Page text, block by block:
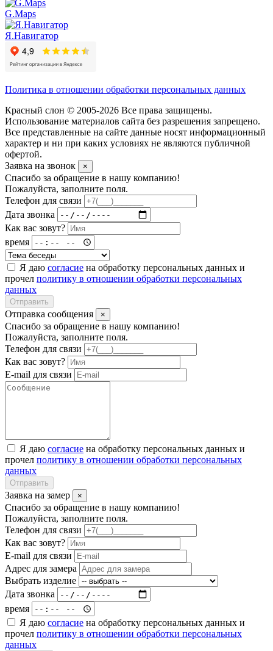
G.Maps
Я.Навигатор
Политика в отношении обработки персональных данных
Красный слон © 2005-2026 Все права защищены.
Использование материалов сайта без разрешения запрещено.
Все представленные на сайте данные носят информационный
характер и ни при каких условиях не являются публичной
офертой.
Заявка на звонок
×
Спасибо за обращение в нашу компанию!
Пожалуйста, заполните поля.
Телефон для связи
Дата звонка
Как вас зовут?
время
Я даю согласие на обработку персональных данных и
прочел политику в отношении обработки персональных
данных
Отправить
Отправка сообщения ×
Спасибо за обращение в нашу компанию!
Пожалуйста, заполните поля.
Телефон для связи
Как вас зовут?
E-mail для связи
Я даю согласие на обработку персональных данных и
прочел политику в отношении обработки персональных
данных
Отправить
Заявка на замер ×
Спасибо за обращение в нашу компанию!
Пожалуйста, заполните поля.
Телефон для связи
Как вас зовут?
E-mail для связи
Адрес для замера
Выбрать изделие
Дата звонка
время
Я даю согласие на обработку персональных данных и
прочел политику в отношении обработки персональных
данных